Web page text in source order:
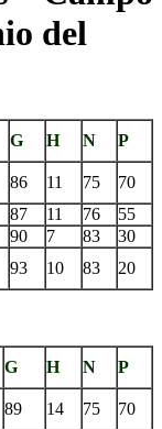
del
G H N P
86 11 75
70
87 11 76
55
90 7 83
30
93 10 83 20
G H N P
89 14 75 70